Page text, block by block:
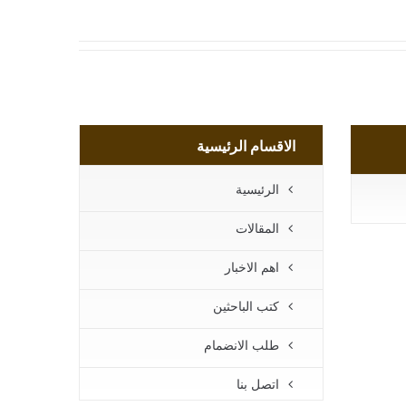
الاقسام الرئيسية
الرئيسية
المقالات
اهم الاخبار
كتب الباحثين
طلب الانضمام
اتصل بنا